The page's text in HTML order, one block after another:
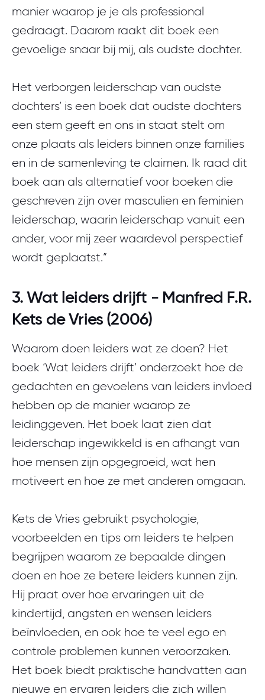
manier waarop je je als professional
gedraagt. Daarom raakt dit boek een
gevoelige snaar bij mij, als oudste dochter.
Het verborgen leiderschap van oudste
dochters’ is een boek dat oudste dochters
een stem geeft en ons in staat stelt om
onze plaats als leiders binnen onze families
en in de samenleving te claimen. Ik raad dit
boek aan als alternatief voor boeken die
geschreven zijn over masculien en feminien
leiderschap, waarin leiderschap vanuit een
ander, voor mij zeer waardevol perspectief
wordt geplaatst.”
3. Wat leiders drijft - Manfred F.R.
Kets de Vries (2006)
Waarom doen leiders wat ze doen? Het
boek ‘Wat leiders drijft’ onderzoekt hoe de
gedachten en gevoelens van leiders invloed
hebben op de manier waarop ze
leidinggeven. Het boek laat zien dat
leiderschap ingewikkeld is en afhangt van
hoe mensen zijn opgegroeid, wat hen
motiveert en hoe ze met anderen omgaan.
Kets de Vries gebruikt psychologie,
voorbeelden en tips om leiders te helpen
begrijpen waarom ze bepaalde dingen
doen en hoe ze betere leiders kunnen zijn.
Hij praat over hoe ervaringen uit de
kindertijd, angsten en wensen leiders
beïnvloeden, en ook hoe te veel ego en
controle problemen kunnen veroorzaken.
Het boek biedt praktische handvatten aan
nieuwe en ervaren leiders die zich willen